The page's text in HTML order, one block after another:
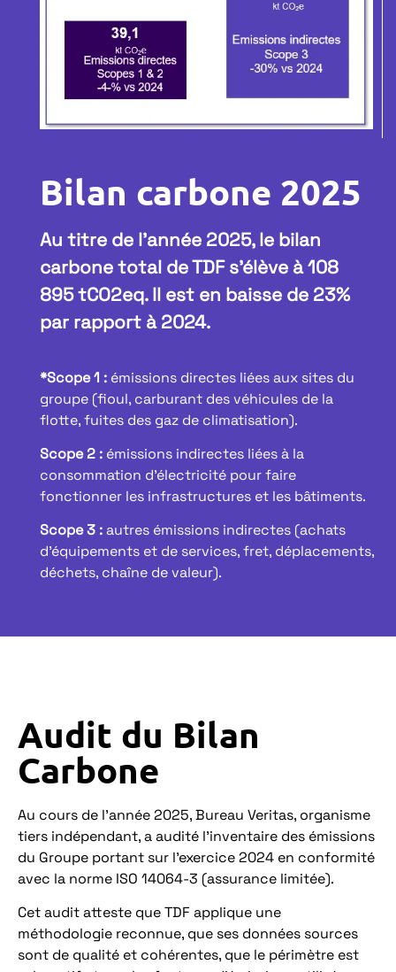
Bilan carbone 2025
Au titre de l’année 2025, le bilan
carbone total de TDF s’élève à 108
895 tCO2eq. Il est en baisse de 23%
par rapport à 2024.
*Scope 1 : émissions directes liées aux sites du
groupe (fioul, carburant des véhicules de la
flotte, fuites des gaz de climatisation).
Scope 2 : émissions indirectes liées à la
consommation d’électricité pour faire
fonctionner les infrastructures et les bâtiments.
Scope 3 :autres émissions indirectes (achats
d’équipements et de services, fret, déplacements,
déchets, chaîne de valeur).
Audit du Bilan
Carbone
Au cours de l’année 2025, Bureau Veritas, organisme
tiers indépendant, a audité l’inventaire des émissions
du Groupe portant sur l’exercice 2024 en conformité
avec la norme ISO 14064-3 (assurance limitée).
Cet audit atteste que TDF applique une
méthodologie reconnue, que ses données sources
sont de qualité et cohérentes, que le périmètre est